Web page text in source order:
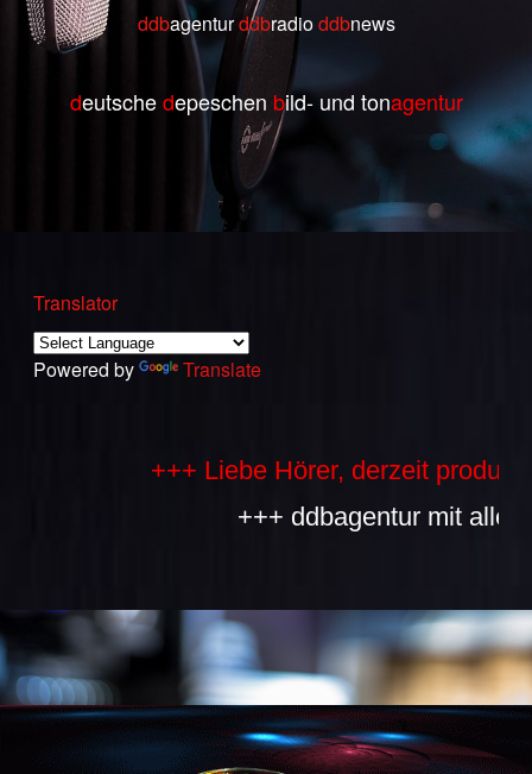
ddbagenturddbradioddbnews
deutschedepeschen bild- und tonagentur
Translator
Powered by Translate
+++ Liebe Hörer, derzeit
+++ ddbagentur mit allen